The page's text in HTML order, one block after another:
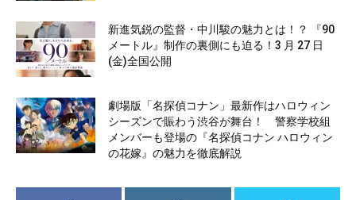
新進気鋭の監督・中川駿の魅力とは！？ 『90
メートル』制作の裏側にも迫る！3 月 27 日
(金)全国公開
劇場版「名探偵コナン」最新作はハロウィン
シーズンで賑わう渋谷が舞台！ 警察学校組
メンバーも登場の『名探偵コナン ハロウィン
の花嫁』の魅力を徹底解説